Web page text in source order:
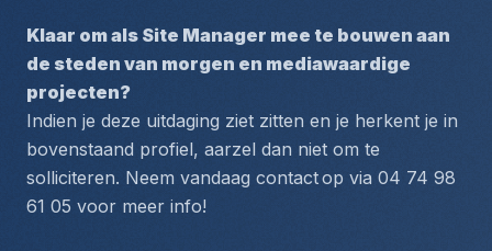
Klaar om als Site Manager mee te bouwen aan
de steden van morgen en mediawaardige
projecten?
Indien je deze uitdaging ziet zitten en je herkent je in
bovenstaand profiel, aarzel dan niet om te
solliciteren. Neem vandaag contactop via 04 74 98
61 05 voor meer info!